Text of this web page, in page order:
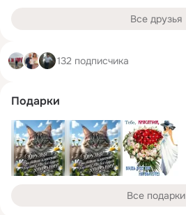
Все друзья
132 подписчика
Подарки
Все подарки